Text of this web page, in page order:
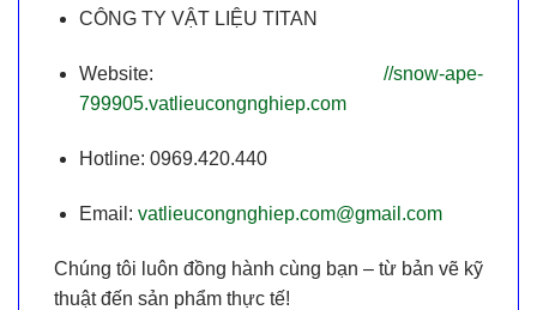
CÔNG TY VẬT LIỆU TITAN
Website:
//snow-ape-
799905.vatlieucongnghiep.com
Hotline: 0969.420.440
Email: vatlieucongnghiep.com@gmail.com
Chúng tôi luôn đồng hành cùng bạn – từ bản vẽ kỹ
thuật đến sản phẩm thực tế!